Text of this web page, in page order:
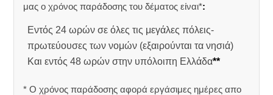
μας ο χρόνος παράδοσης του δέματος είναι*:
Εντός 24 ωρών σε όλες τις μεγάλες πόλεις-
πρωτεύουσες των νομών (εξαιρούνται τα νησιά)
Και εντός 48 ωρών στην υπόλοιπη Ελλάδα**
* Ο χρόνος παράδοσης αφορά εργάσιμες ημέρες απο